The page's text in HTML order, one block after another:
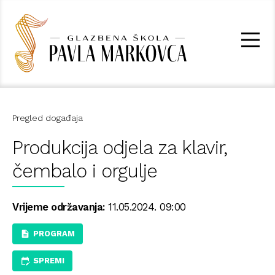
Pregled događaja
Produkcija odjela za klavir,
čembalo i orgulje
Vrijeme održavanja:11.05.2024. 09:00
PROGRAM
SPREMI